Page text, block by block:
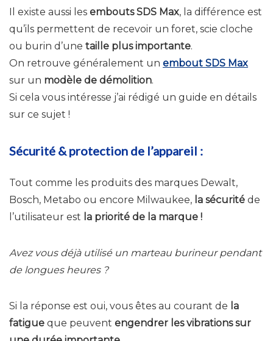
Il existe aussi les embouts SDS Max, la différence est
qu’ils permettent de recevoir un foret, scie cloche
ou burin d’une taille plus importante.
On retrouve généralement un embout SDS Max
sur un modèle de démolition.
Si cela vous intéresse j’ai rédigé un guide en détails
sur ce sujet !
Sécurité & protection de l’appareil :
Tout comme les produits des marques Dewalt,
Bosch, Metabo ou encore Milwaukee, la sécurité de
l’utilisateur est la priorité de la marque !
Avez vous déjà utilisé un marteau burineur pendant
de longues heures ?
Si la réponse est oui, vous êtes au courant de la
fatigue que peuvent engendrer les vibrations sur